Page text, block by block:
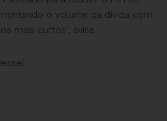
o volume da dívida com
mais curtos”, avisa.